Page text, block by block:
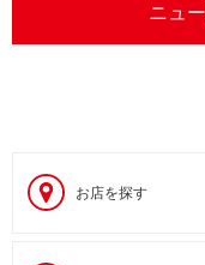
ニュ
お店を探す